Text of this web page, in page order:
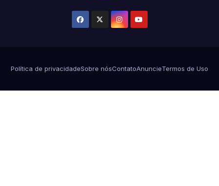
Política de privacidadeSobre nósContatoAnuncieTermos de Uso